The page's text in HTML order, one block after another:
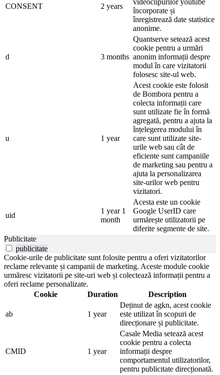
CONSENT 2 years
videoclipurilor youtube
încorporate și
înregistrează date statistice
anonime.
d 3 months
Quantserve setează acest
cookie pentru a urmări
anonim informații despre
modul în care vizitatorii
folosesc site-ul web.
u 1 year
Acest cookie este folosit
de Bombora pentru a
colecta informații care
sunt utilizate fie în formă
agregată, pentru a ajuta la
înțelegerea modului în
care sunt utilizate site-
urile web sau cât de
eficiente sunt campaniile
de marketing sau pentru a
ajuta la personalizarea
site-urilor web pentru
vizitatori.
uid
1 year 1
month
Acesta este un cookie
Google UserID care
urmărește utilizatorii pe
diferite segmente de site.
Publicitate
publicitate
Cookie-urile de publicitate sunt folosite pentru a oferi vizitatorilor
reclame relevante și campanii de marketing. Aceste module cookie
urmăresc vizitatorii pe site-uri web și colectează informații pentru a
oferi reclame personalizate.
Cookie
Duration Description
ab 1 year
Deținut de agkn, acest cookie
este utilizat în scopuri de
direcționare și publicitate.
CMID 1 year
Casale Media setează acest
cookie pentru a colecta
informații despre
comportamentul utilizatorilor,
pentru publicitate direcționată.